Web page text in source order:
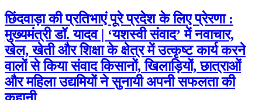
छिंदवाड़ा की प्रतिभाएं पूरे प्रदेश के लिए प्रेरणा :
मुख्यमंत्री डॉ. यादव | ‘यशस्वी संवाद’ में नवाचार,
खेल, खेती और शिक्षा के क्षेत्र में उत्कृष्ट कार्य करने
वालों से किया संवाद किसानों, खिलाड़ियों, छात्राओं
और महिला उद्यमियों ने सुनायी अपनी सफलता की